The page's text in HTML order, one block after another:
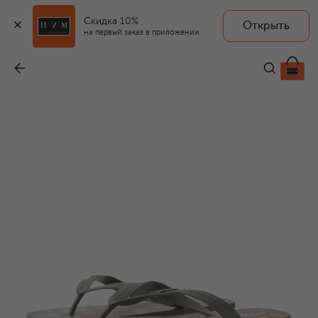
Скидка 10%
на первый заказ в приложении
Открыть
AERONAUTICA MILITARE